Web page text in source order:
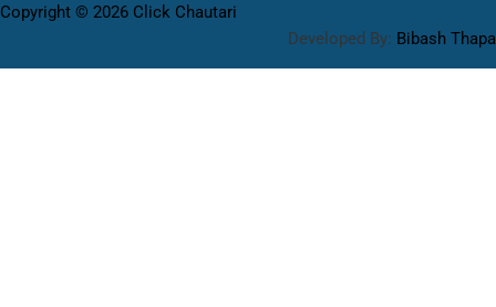
Copyright © 2026 Click Chautari
Developed By: Bibash Thapa